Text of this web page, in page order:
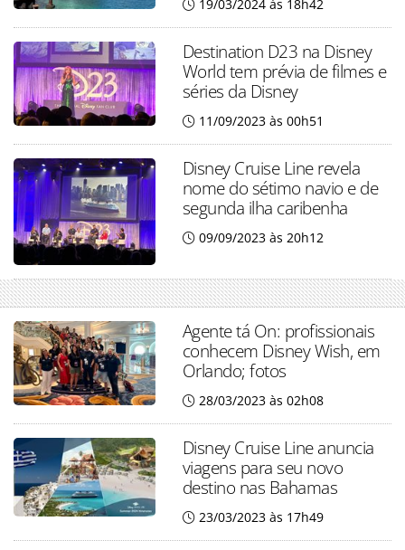
19/03/2024 às 18h42
Destination D23 na Disney
World tem prévia de filmes e
séries da Disney
11/09/2023 às 00h51
Disney Cruise Line revela
nome do sétimo navio e de
segunda ilha caribenha
09/09/2023 às 20h12
Agente tá On: profissionais
conhecem Disney Wish, em
Orlando; fotos
28/03/2023 às 02h08
Disney Cruise Line anuncia
viagens para seu novo
destino nas Bahamas
23/03/2023 às 17h49